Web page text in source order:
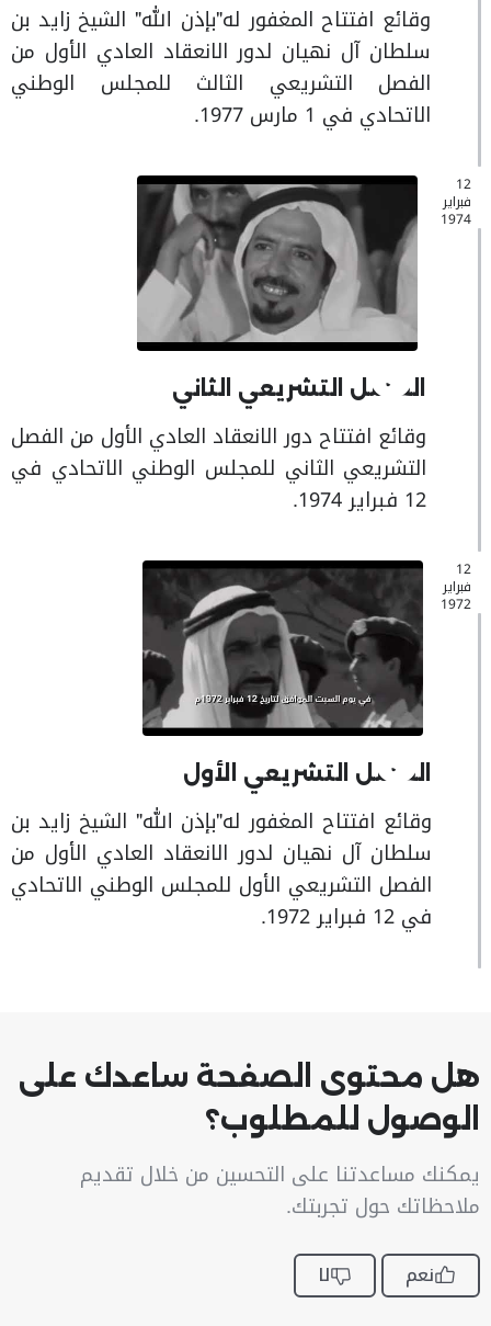
وقائع افتتاح المغفور له"بإذن الله" الشيخ زايد بن
سلطان آل نهيان لدور الانعقاد العادي الأول من
الفصل التشريعي الثالث للمجلس الوطني
الاتحادي في 1 مارس 1977.
12
فبراير
1974
الفصل التشريعي الثاني
وقائع افتتاح دور الانعقاد العادي الأول من الفصل
التشريعي الثاني للمجلس الوطني الاتحادي في
12 فبراير 1974.
12
فبراير
1972
الفصل التشريعي الأول
وقائع افتتاح المغفور له"بإذن الله" الشيخ زايد بن
سلطان آل نهيان لدور الانعقاد العادي الأول من
الفصل التشريعي الأول للمجلس الوطني الاتحادي
في 12 فبراير 1972.
هل محتوى الصفحة ساعدك على
الوصول للمطلوب؟
يمكنك مساعدتنا على التحسين من خلال تقديم
ملاحظاتك حول تجربتك.
نعم لا